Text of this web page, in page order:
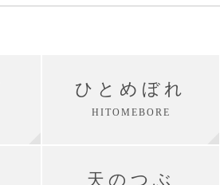
ひとめぼれ
HITOMEBORE
天のつぶ